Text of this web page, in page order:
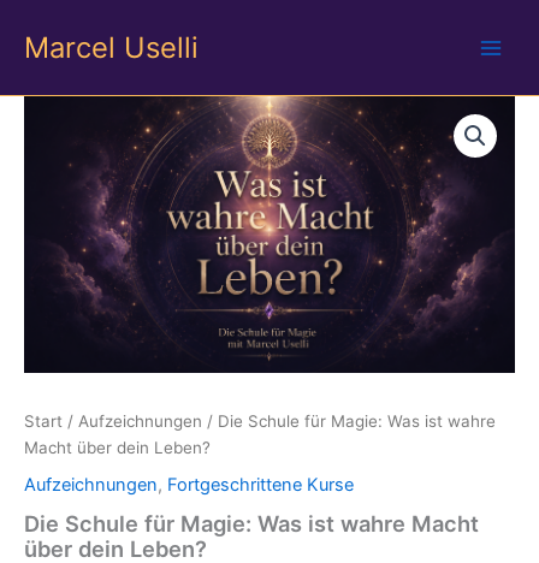
InhaltMarcel Uselli
Start / Aufzeichnungen / Die Schule für Magie: Was ist wahre
Macht über dein Leben?
Aufzeichnungen, Fortgeschrittene Kurse
Die Schule für Magie: Was ist wahre Macht
über dein Leben?